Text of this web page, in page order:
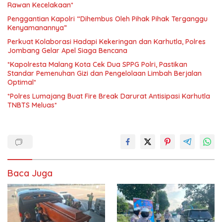
Rawan Kecelakaan*
Penggantian Kapolri “Dihembus Oleh Pihak Pihak Terganggu
Kenyamanannya”
Perkuat Kolaborasi Hadapi Kekeringan dan Karhutla, Polres
Jombang Gelar Apel Siaga Bencana
*Kapolresta Malang Kota Cek Dua SPPG Polri, Pastikan
Standar Pemenuhan Gizi dan Pengelolaan Limbah Berjalan
Optimal*
*Polres Lumajang Buat Fire Break Darurat Antisipasi Karhutla
TNBTS Meluas*
Baca Juga